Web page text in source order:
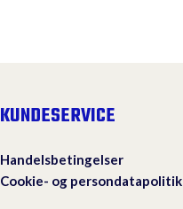
KUNDESERVICE
Handelsbetingelser
Cookie- og persondatapolitik